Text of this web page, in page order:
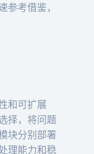
参考借鉴，
和可扩展
择，将问题
块分别部署
理能力和稳